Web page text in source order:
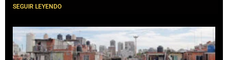
SEGUIR LEYENDO